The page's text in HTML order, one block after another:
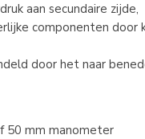
aan secundaire zijde,
componenten door
door het naar
50 mm manometer